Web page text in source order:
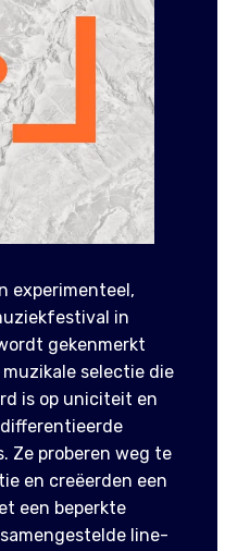
experimenteel,
in
gekenmerkt
selectie die
is op uniciteit en
Ze proberen weg te
en creëerden een
een beperkte
line-